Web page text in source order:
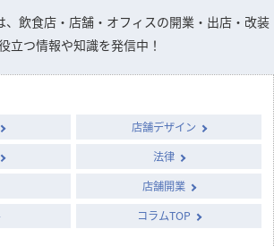
飲食店・店舗・オフィスの開業・出店・改装
立つ情報や知識を発信中！
店舗デザイン
法律
店舗開業
コラムTOP